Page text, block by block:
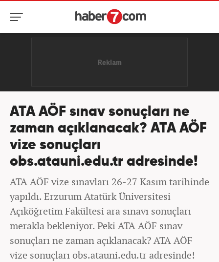
ATA AÖF sınav sonuçları ne
zaman açıklanacak? ATA AÖF
vize sonuçları
obs.atauni.edu.tr adresinde!
ATA AÖF vize sınavları 26-27 Kasım tarihinde
yapıldı. Erzurum Atatürk Üniversitesi
Açıköğretim Fakültesi ara sınavı sonuçları
merakla bekleniyor. Peki ATA AÖF sınav
sonuçları ne zaman açıklanacak? ATA AÖF
vize sonuçları obs.atauni.edu.tr adresinde!